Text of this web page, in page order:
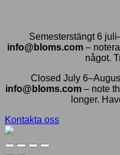
Semesterstängt 6
info@bloms.com–
något.
Closed July
info@bloms.com– note
longer.
Kontakta oss